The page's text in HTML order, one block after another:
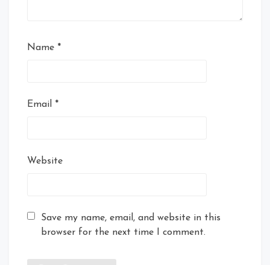
Name *
Email *
Website
Save my name, email, and website in this
browser for the next time I comment.